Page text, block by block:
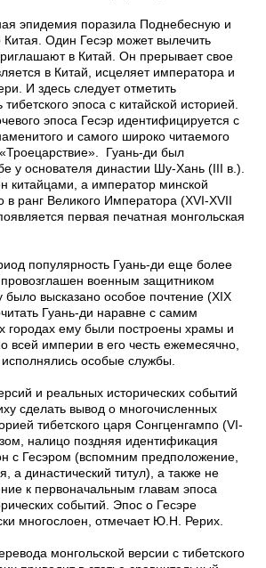
эпидемия поразила Поднебесную и
Один Гесэр может вылечить
в Китай. Он прерывает свое
в Китай, исцеляет императора и
И здесь следует отметить
эпоса с китайской историей.
эпоса Гесэр идентифицируется с
и самого широко читаемого
Гуань-ди был
у основателя династии Шу-Хань (III в.).
китайцами, а император минской
в ранг Великого Императора (XVI-XVII
первая печатная монгольская
популярность Гуань-ди еще более
военным защитником
высказано особое почтение (XIX
Гуань-ди наравне с самим
городах ему были построены храмы и
всей империи в его честь ежемесячно,
особые службы.
и реальных исторических событий
сделать вывод о многочисленных
тибетского царя Сонгценгампо (VI-
налицо поздняя идентификация
с Гесэром (вспомним предположение,
а династический титул), а также не
к первоначальным главам эпоса
событий. Эпос о Гесэре
многослоен, отмечает Ю.Н. Рерих.
монгольской версии с тибетского